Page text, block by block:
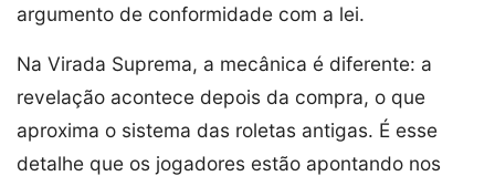
argumento de conformidade com a lei.
Na Virada Suprema, a mecânica é diferente: a
revelação acontece depois da compra, o que
aproxima o sistema das roletas antigas. É esse
detalhe que os jogadores estão apontando nos